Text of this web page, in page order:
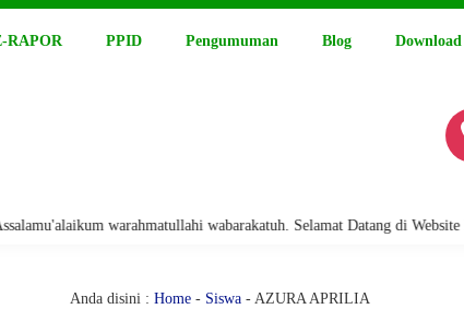
RAPOR PPID Pengumuman Blog Download
warahmatullahi wabarakatuh. Selamat Datang di Website
Anda disini : Home- Siswa- AZURA APRILIA